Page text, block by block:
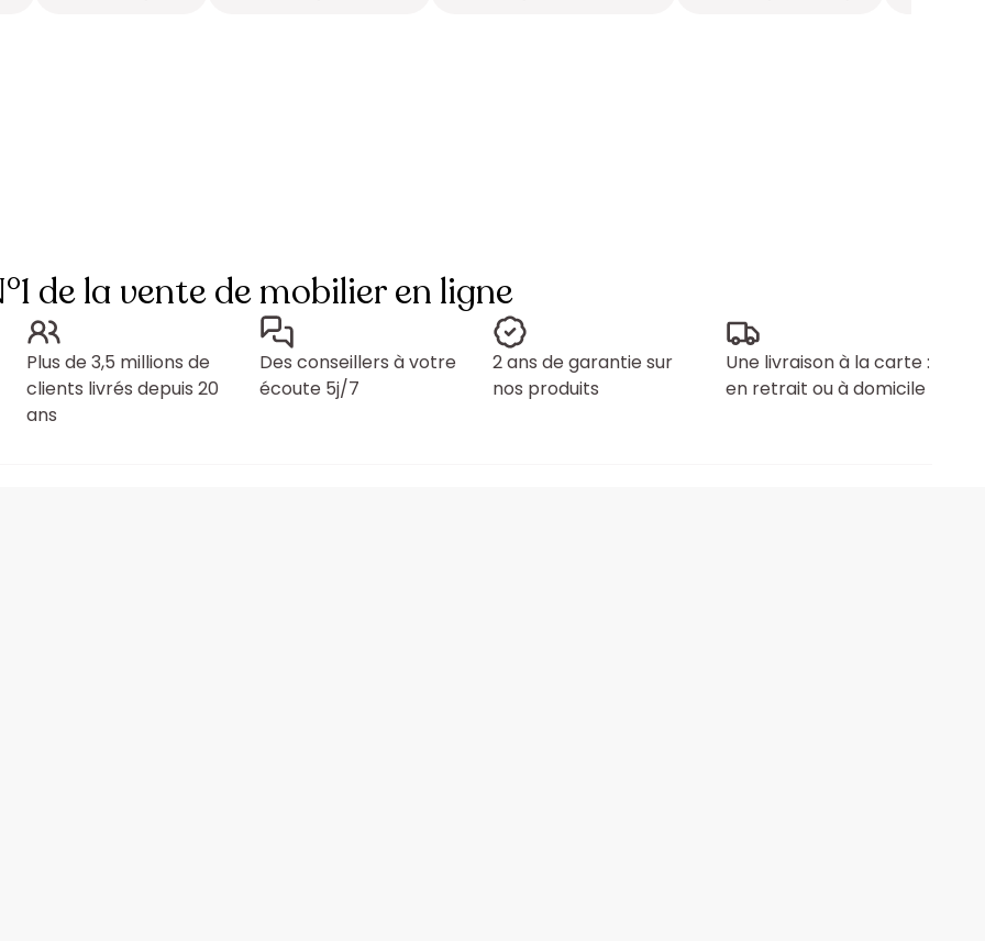
de la vente de mobilier en ligne
Plus de 3,5 millions de
clients livrés depuis 20
ans
Des conseillers à votre
écoute 5j/7
2 ans de garantie sur
nos produits
Une livraison à la carte :
en retrait ou à domicile